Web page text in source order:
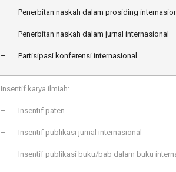
– Penerbitan naskah dalam prosiding
– Penerbitan naskah dalam jurnal internasional
– Partisipasi konferensi internasional
Insentif karya ilmiah:
– Insentif paten
– Insentif publikasi jurnal internasional
– Insentif publikasi buku/bab dalam buku